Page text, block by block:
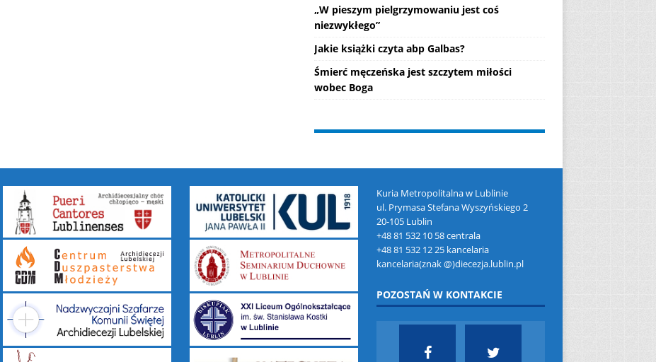
„W pieszym pielgrzymowaniu jest coś
niezwykłego”
Jakie książki czyta abp Galbas?
Śmierć męczeńska jest szczytem miłości
wobec Boga
Kuria Metropolitalna w Lublinie
ul. Prymasa Stefana Wyszyńskiego 2
20-105 Lublin
+48 81 532 10 58 centrala
+48 81 532 12 25 kancelaria
kancelaria(znak @)diecezja.lublin.pl
POZOSTAŃ W KONTAKCIE